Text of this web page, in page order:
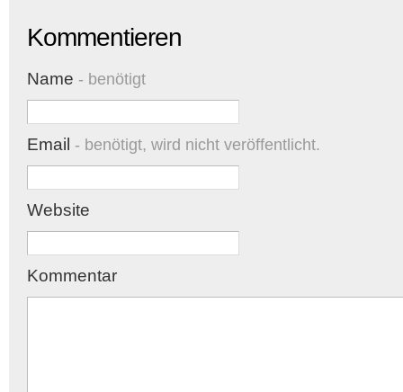
Kommentieren
Name - benötigt
Email - benötigt, wird nicht veröffentlicht.
Website
Kommentar